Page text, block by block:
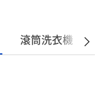
滾筒洗衣機